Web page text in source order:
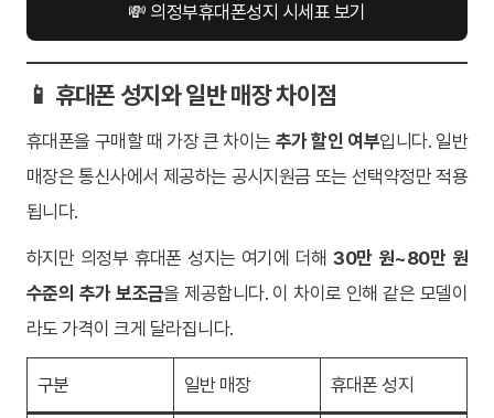
💸 의정부휴대폰성지 시세표 보기
📱 휴대폰 성지와 일반 매장 차이점
휴대폰을 구매할 때 가장 큰 차이는 추가 할인 여부입니다. 일반
매장은 통신사에서 제공하는 공시지원금 또는 선택약정만 적용
됩니다.
하지만 의정부 휴대폰 성지는 여기에 더해30만 원~80만 원
수준의 추가 보조금을 제공합니다. 이 차이로 인해 같은 모델이
라도 가격이 크게 달라집니다.
구분 일반 매장 휴대폰 성지